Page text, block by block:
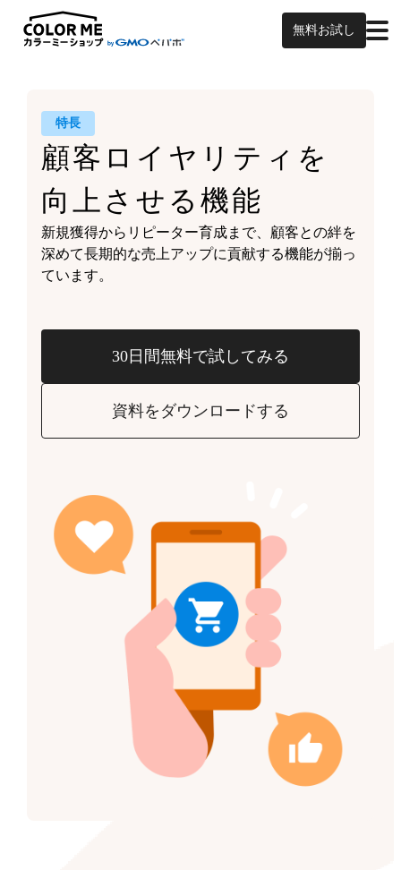
無料お試し
特長
顧客ロイヤリティを
向上させる機能
新規獲得からリピーター育成まで、 顧客との絆を
深めて長期的な売上アップに貢献する機能が揃っ
ています。
30日間無料で試してみる
資料をダウンロードする